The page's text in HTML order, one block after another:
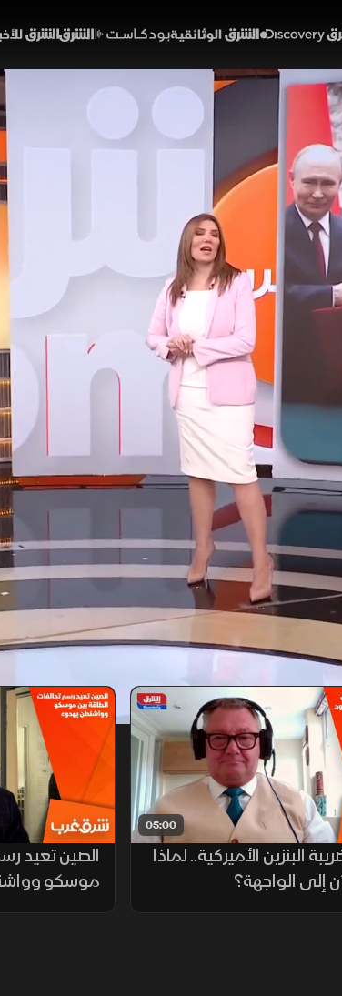
تعزز التحالفات..
اقتصاد
الشراكة الاستراتيجية بين الصين وروسيا
إيران واضطراب أسواق الطاقة. وفي
الضغوط الاقتصادية، بينما تواجه شركات
الطاقة.
شرق غرب مايا حجيج الصين روسيا
05:00
البنزين الأميركية.. لماذا
إلى الواجهة؟
الصين تعيد
موسكو